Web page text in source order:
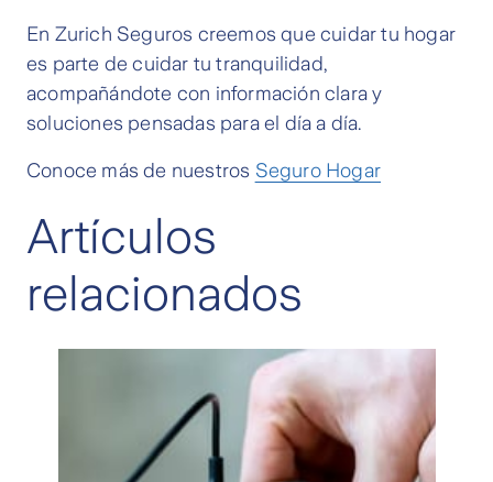
En Zurich Seguros creemos que cuidar tu hogar
es parte de cuidar tu tranquilidad,
acompañándote con información clara y
soluciones pensadas para el día a día.
Conoce más de nuestros Seguro Hogar
Artículos
relacionados